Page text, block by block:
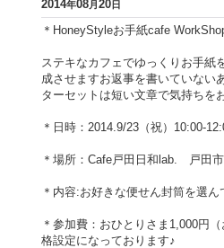
2014年08月20日
＊HoneyStyleお手紙cafe
ステキなカフェでゆっくりお手紙
成させますお返事を書いていない
ターセットは短い文章で気持ちを
＊日時：2014.9/23（祝）10:00-
＊場所：Cafe戸田日和lab. 戸田
＊内容:お好きな便せん封筒を選
＊参加費：おひとりさま1,000円
格設定になっております♪